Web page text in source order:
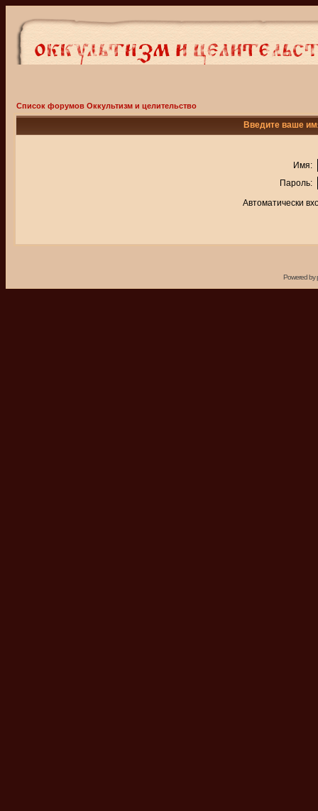
Список форумов Оккультизм и целительство
Введите ваше
Имя:
Пароль:
Автоматически
Powered by